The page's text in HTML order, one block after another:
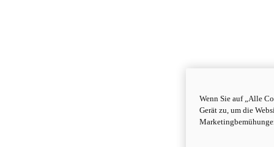
Wenn Sie auf „Alle
Gerät zu, um die